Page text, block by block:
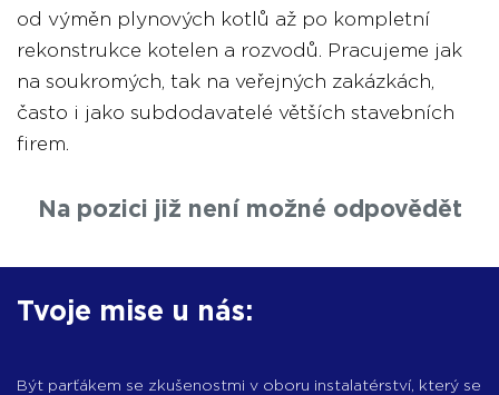
od výměn plynových kotlů až po kompletní
rekonstrukce kotelen a rozvodů. Pracujeme jak
na soukromých, tak na veřejných zakázkách,
často i jako subdodavatelé větších stavebních
firem.
Na pozici již není možné odpovědět
Tvoje mise u nás:
Být parťákem se zkušenostmi v oboru instalatérství, který se